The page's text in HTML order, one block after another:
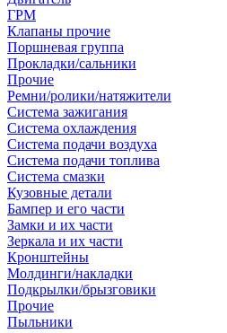
ГРМ
Клапаны прочие
Поршневая группа
Прокладки/сальники
Прочие
Ремни/ролики/натяжители
Система зажигания
Система охлаждения
Система подачи воздуха
Система подачи топлива
Система смазки
Кузовные детали
Бампер и его части
Замки и их части
Зеркала и их части
Кронштейны
Молдинги/накладки
Подкрылки/брызговики
Прочие
Пыльники